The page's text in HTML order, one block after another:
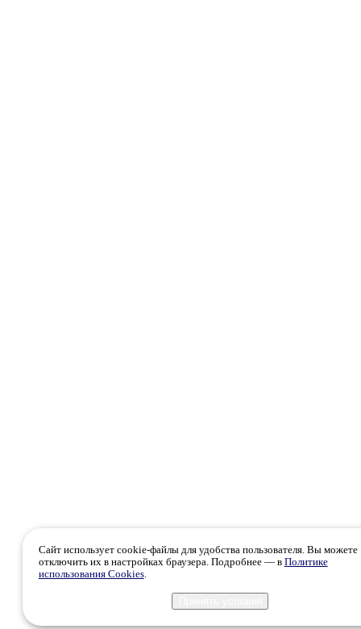
Сайт использует cookie-файлы для удобства пользователя. Вы можете
отключить их в настройках браузера. Подробнее — в Политике
использования Cookies.